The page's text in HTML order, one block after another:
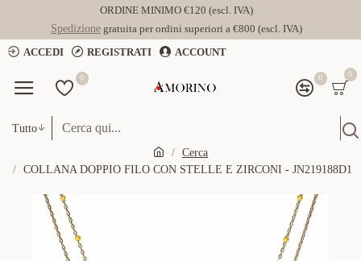
ORDINE MINIMO €120 (escl. IVA)
Spedizionegratuita per ordini superiori a €800 (escl. IVA)
ACCEDI
REGISTRATI ACCOUNT
0 0 0
Tutto
Cerca
COLLANA DOPPIO FILO CON STELLE E ZIRCONI - JN219188D1